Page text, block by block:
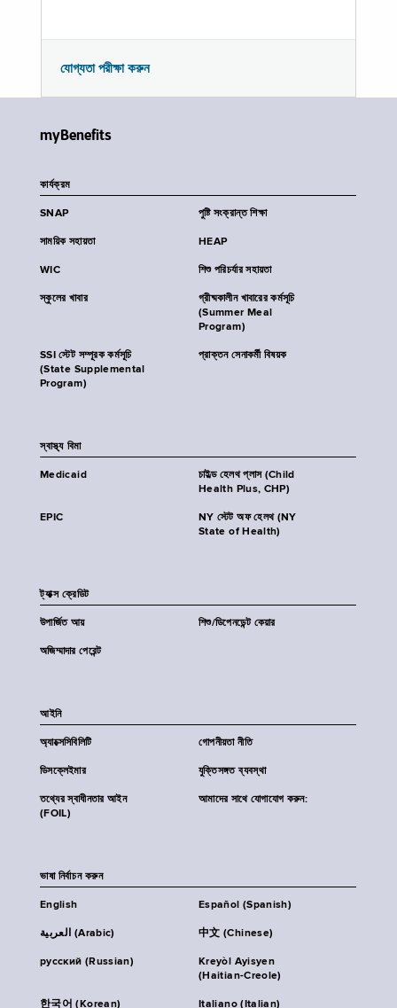
যোগ্যতা পরীক্ষা করুন
myBenefits
কার্যক্রম
SNAP পুষ্টি সংক্রান্ত শিক্ষা
সাময়িক সহায়তা HEAP
WIC শিশু পরিচর্যার সহায়তা
স্কুলের খাবার
গ্রীষ্মকালীন খাবারের কর্মসূচি
(Summer Meal
Program)
SSI স্টেট সম্পূরক কর্মসূচি
(State Supplemental
Program)
প্রাক্তন সেনাকর্মী বিষয়ক
স্বাস্থ্য বিমা
Medicaid
চাইল্ড হেলথ প্লাস (Child
Health Plus, CHP)
EPIC
NY স্টেট অফ হেলথ (NY
State of Health)
ট্যাক্স ক্রেডিট
উপার্জিত আয় শিশু/ডিপেনডেন্ট কেয়ার
অজিম্মাদার পেরেন্ট
আইনি
অ্যাক্সেসিবিলিটি গোপনীয়তা নীতি
ডিসক্লেইমার যুক্তিসঙ্গত ব্যবস্থা
তথ্যের স্বাধীনতার আইন
(FOIL)
আমাদের সাথে যোগাযোগ করুন:
ভাষা নির্বাচন করুন
English Español (Spanish)
العربية (Arabic) 中文 (Chinese)
русский (Russian)
Kreyòl Ayisyen
(Haitian-Creole)
한국어 (Korean) Italiano (Italian)